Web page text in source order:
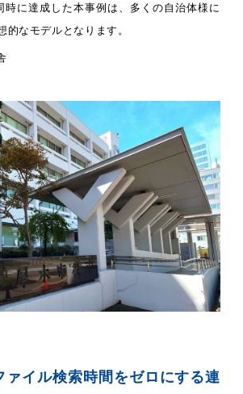
時に達成した本事例は、多くの自治体様に
的なモデルとなります。
ァイル検索時間をゼロにする連